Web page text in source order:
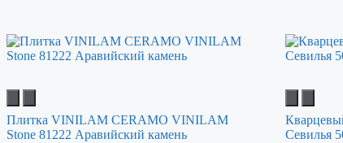
Плитка VINILAM CERAMO VINILAM
Stone 81222 Аравийский камень
Севилья